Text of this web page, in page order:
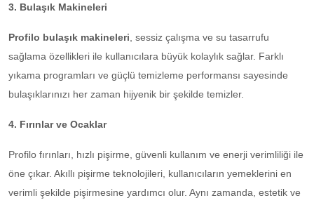
3. Bulaşık Makineleri
Profilo bulaşık makineleri , sessiz çalışma ve su tasarrufu
sağlama özellikleri ile kullanıcılara büyük kolaylık sağlar. Farklı
yıkama programları ve güçlü temizleme performansı sayesinde
bulaşıklarınızı her zaman hijyenik bir şekilde temizler.
4. Fırınlar ve Ocaklar
Profilo fırınları, hızlı pişirme, güvenli kullanım ve enerji verimliliği ile
öne çıkar. Akıllı pişirme teknolojileri, kullanıcıların yemeklerini en
verimli şekilde pişirmesine yardımcı olur. Aynı zamanda, estetik ve